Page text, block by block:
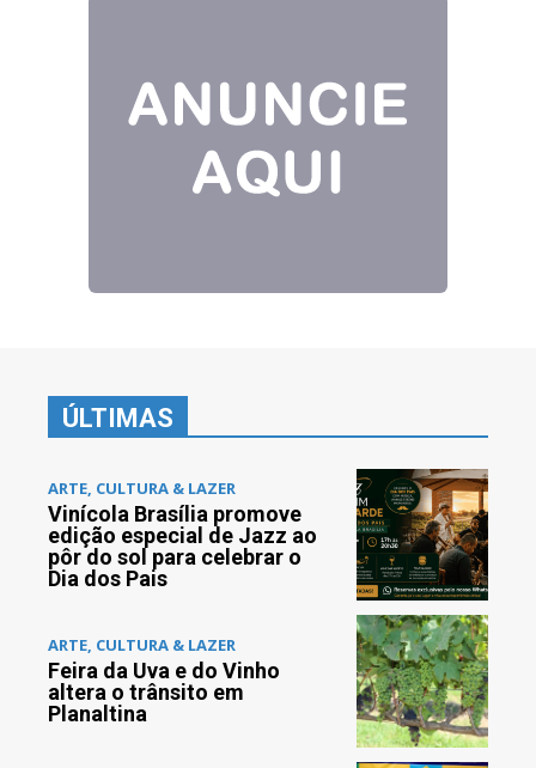
ÚLTIMAS
ARTE, CULTURA & LAZER
Vinícola Brasília promove
edição especial de Jazz ao
pôr do sol para celebrar o
Dia dos Pais
ARTE, CULTURA & LAZER
Feira da Uva e do Vinho
altera o trânsito em
Planaltina